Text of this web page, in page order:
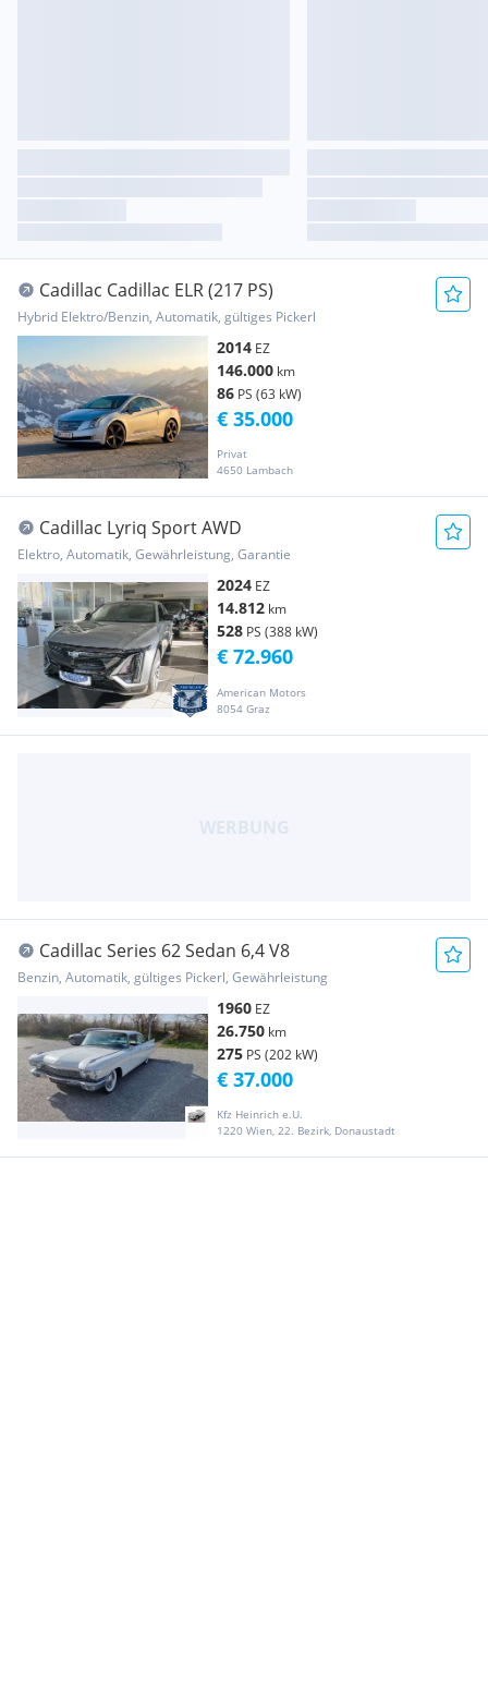
Cadillac Cadillac ELR (217 PS)
Hybrid Elektro/Benzin, Automatik, gültiges Pickerl
2014 EZ
146.000 km
86 PS (63 kW)
Privat
4650 Lambach
€ 35.000
Cadillac Lyriq Sport AWD
Elektro, Automatik, Gewährleistung, Garantie
2024 EZ
14.812 km
528 PS (388 kW)
American Motors
8054 Graz
€ 72.960
Cadillac Series 62 Sedan 6,4 V8
Benzin, Automatik, gültiges Pickerl, Gewährleistung
1960 EZ
26.750 km
275 PS (202 kW)
Kfz Heinrich e.U.
1220 Wien, 22. Bezirk, Donaustadt
€ 37.000